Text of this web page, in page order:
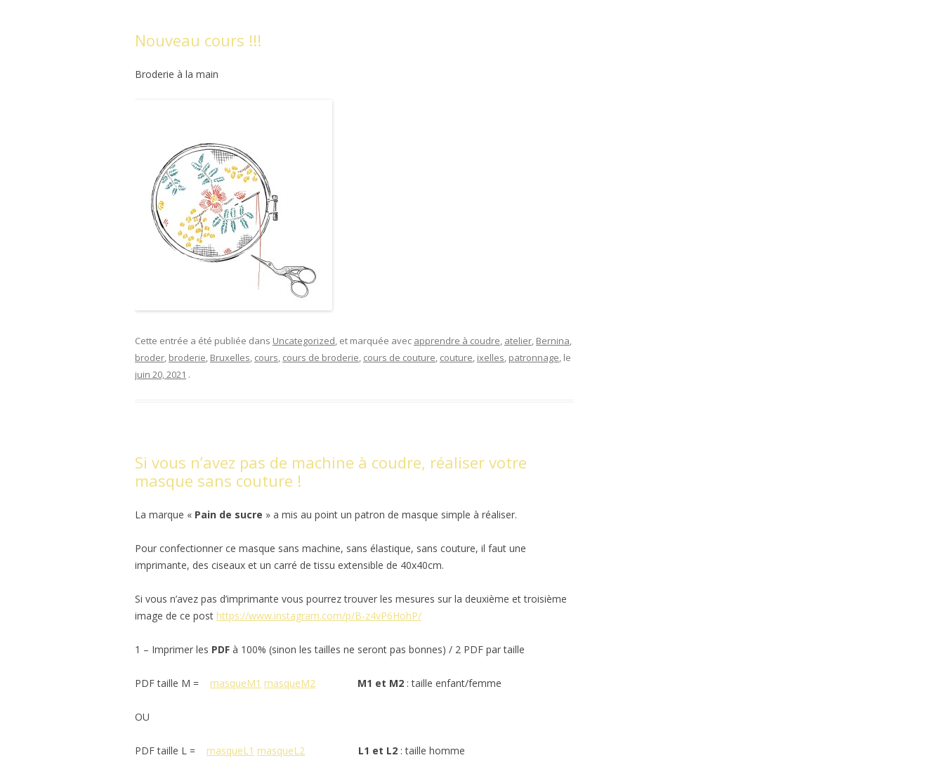
Nouveau cours !!!
Broderie à la main
Cette entrée a été publiée dans Uncategorized, et marquée avec apprendre à coudre, atelier, Bernina,
broder, broderie, Bruxelles, cours, cours de broderie, cours de couture, couture, ixelles, patronnage, le
juin 20, 2021 .
Si vous n’avez pas de machine à coudre, réaliser votre
masque sans couture !
La marque « Pain de sucre » a mis au point un patron de masque simple à réaliser.
Pour confectionner ce masque sans machine, sans élastique, sans couture, il faut une
imprimante, des ciseaux et un carré de tissu extensible de 40x40cm.
Si vous n’avez pas d’imprimante vous pourrez trouver les mesures sur la deuxième et troisième
image de ce post https://www.instagram.com/p/B-z4vP6HohP/
1 – Imprimer les PDF à 100% (sinon les tailles ne seront pas bonnes) / 2 PDF par taille
PDF taille M = masqueM1 masqueM2 M1 et M2 : taille enfant/femme
OU
PDF taille L = masqueL1 masqueL2 L1 et L2 : taille homme